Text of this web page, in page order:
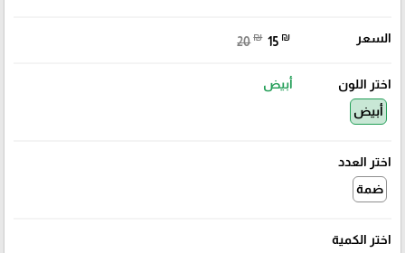
السعر 20 ₪ 15 ₪
اختر اللون
أبيض
أبيض
اختر العدد
ضمة
اختر الكمية